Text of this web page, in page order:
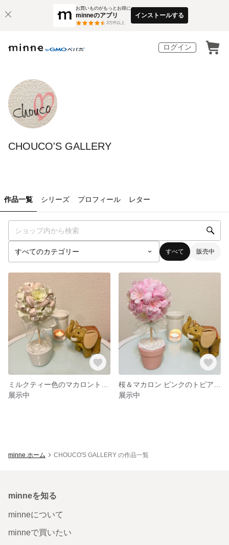
お買いものがもっとお得に
minneのアプリ
3万件以上
インストールする
ログイン
CHOUCO'S GALLERY
作品一覧 シリーズ プロフィール レター
すべて 販売中
展示中
展示中
minne ホーム CHOUCO'S GALLERY の作品一覧
minneを知る
minneについて
minneで買いたい